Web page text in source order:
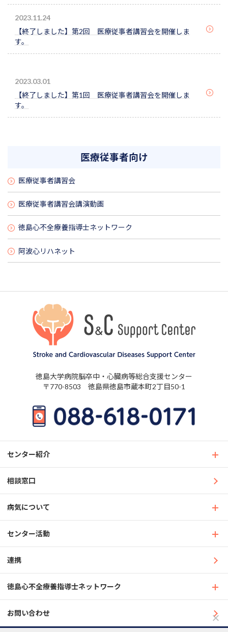
2023.11.24
【終了しました】第2回 医療従事者講習会を開催しま
す。
2023.03.01
【終了しました】第1回 医療従事者講習会を開催しま
す。
医療従事者向け
医療従事者講習会
医療従事者講習会講演動画
徳島心不全療養指導士ネットワーク
阿波心リハネット
徳島大学病院脳卒中・心臓病等総合支援センター
〒770-8503 徳島県徳島市蔵本町2丁目50-1
センター紹介
相談窓口
病気について
センター活動
連携
徳島心不全療養指導士ネットワーク
お問い合わせ